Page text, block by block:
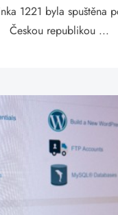
1221 byla spuštěna
Českou republikou ...